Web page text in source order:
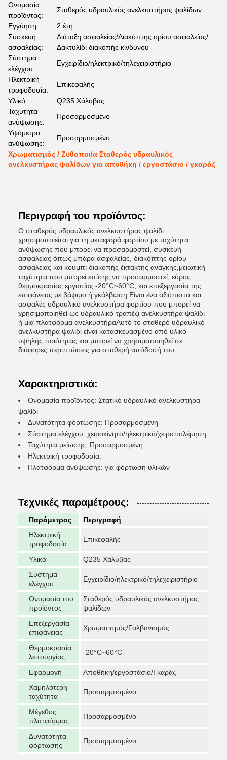
Ονομασία
προϊόντος:
Σταθερός υδραυλικός ανελκυστήρας ψαλίδων
Εγγύηση:
2 έτη
Συσκευή
ασφαλείας:
Διάταξη ασφαλείας/Διακόπτης ορίου ασφαλείας/
Δακτυλίδι διακοπής κινδύνου
Σύστημα
ελέγχου:
Εγχειρίδιο/ηλεκτρικό/τηλεχειριστήριο
Ηλεκτρική
τροφοδοσία:
Επικεφαλής
Υλικό:
Q235 Χάλυβας
Ταχύτητα
ανύψωσης:
Προσαρμοσμένο
Υψόμετρο
ανύψωσης:
Προσαρμοσμένο
Χρωματισμός / Ζυθοποιία Σταθερός υδραυλικός
ανελκυστήρας ψαλίδων για αποθήκη / εργοστάσιο / γκαράζ
Περιγραφή του προϊόντος:
Ο σταθερός υδραυλικός ανελκυστήρας ψαλίδι
χρησιμοποιείται για τη μεταφορά φορτίου με ταχύτητα
ανύψωσης που μπορεί να προσαρμοστεί, συσκευή
ασφαλείας όπως μπάρα ασφαλείας, διακόπτης ορίου
ασφαλείας και κουμπί διακοπής έκτακτης ανάγκης,μειωτική
ταχύτητα που μπορεί επίσης να προσαρμοστεί, εύρος
θερμοκρασίας εργασίας -20°C~60°C, και επεξεργασία της
επιφάνειας με βάψιμο ή γκάλβωση.Είναι ένα αξιόπιστο και
ασφαλές υδραυλικό ανελκυστήρα φορτίου που μπορεί να
χρησιμοποιηθεί ως υδραυλικό τραπέζι ανελκυστήρα ψαλίδι
ή μια πλατφόρμα ανελκυστήραΑυτό το σταθερό υδραυλικό
ανελκυστήρα ψαλίδι είναι κατασκευασμένο από υλικό
υψηλής ποιότητας και μπορεί να χρησιμοποιηθεί σε
διάφορες περιπτώσεις για σταθερή απόδοσή του.
Χαρακτηριστικά:
Ονομασία προϊόντος: Στατικό υδραυλικό ανελκυστήρα
ψαλίδι
Δυνατότητα φόρτωσης: Προσαρμοσμένη
Σύστημα ελέγχου: χειροκίνητο/ηλεκτρικό/χειραπολέμηση
Ταχύτητα μείωσης: Προσαρμοσμένη
Ηλεκτρική τροφοδοσία:
Πλατφόρμα ανύψωσης: για φόρτωση υλικών
Τεχνικές παραμέτρους:
Παράμετρος
Περιγραφή
Ηλεκτρική
τροφοδοσία
Επικεφαλής
Υλικό
Q235 Χάλυβας
Σύστημα
ελέγχου
Εγχειρίδιο/ηλεκτρικό/τηλεχειριστήριο
Ονομασία του
προϊόντος
Σταθερός υδραυλικός ανελκυστήρας
ψαλίδων
Επεξεργασία
επιφάνειας
Χρωματισμός/Γαλβανισμός
Θερμοκρασία
λειτουργίας
-20°C~60°C
Εφαρμογή
Αποθήκη/εργοστάσιο/Γκαράζ
Χαμηλότερη
ταχύτητα
Προσαρμοσμένο
Μέγεθος
πλατφόρμας
Προσαρμοσμένο
Δυνατότητα
φόρτωσης
Προσαρμοσμένο